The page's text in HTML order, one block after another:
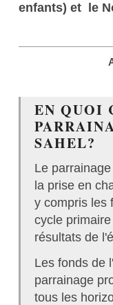
enfants) et le
EN QUOI
SAHEL?
Le
la prise en
y compris les
cycle
résultats de
Les fonds de
parrainage
tous les